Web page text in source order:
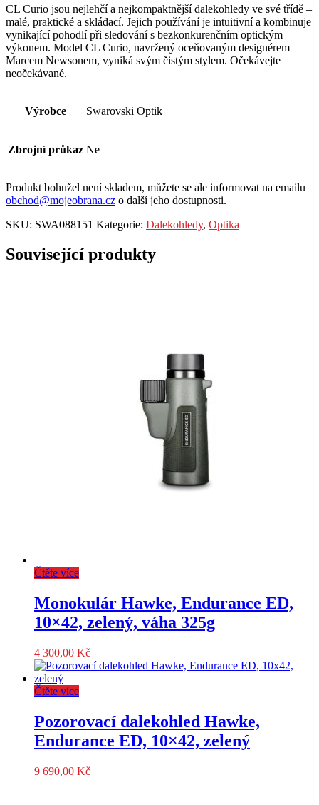
CL Curio jsou nejlehčí a nejkompaktnější dalekohledy ve své třídě –
malé, praktické a skládací. Jejich používání je intuitivní a kombinuje
vynikající pohodlí při sledování s bezkonkurenčním optickým
výkonem. Model CL Curio, navržený oceňovaným designérem
Marcem Newsonem, vyniká svým čistým stylem. Očekávejte
neočekávané.
Výrobce Swarovski Optik
Zbrojní průkaz Ne
Produkt bohužel není skladem, můžete se ale informovat na emailu
obchod@mojeobrana.cz o další jeho dostupnosti.
SKU: SWA088151 Kategorie: Dalekohledy, Optika
Související produkty
Čtěte více
Monokulár Hawke, Endurance ED,
10×42, zelený, váha 325g
4 300,00 Kč
Čtěte více
Pozorovací dalekohled Hawke,
Endurance ED, 10×42, zelený
9 690,00 Kč